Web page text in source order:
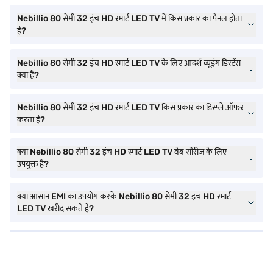
Nebillio 80 सेमी 32 इंच HD स्मार्ट LED TV में किस प्रकार का पैनल होता
है?
Nebillio 80 सेमी 32 इंच HD स्मार्ट LED TV के लिए आदर्श व्यूइंग डिस्टेंस
क्या है?
Nebillio 80 सेमी 32 इंच HD स्मार्ट LED TV किस प्रकार का डिस्प्ले ऑफर
करता है?
क्या Nebillio 80 सेमी 32 इंच HD स्मार्ट LED TV वेब सीरीज़ के लिए
उपयुक्त है?
क्या आसान EMI का उपयोग करके Nebillio 80 सेमी 32 इंच HD स्मार्ट
LED TV खरीद सकते हैं?